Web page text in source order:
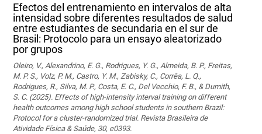
Efectos del entrenamiento en intervalos de alta
intensidad sobre diferentes resultados de salud
entre estudiantes de secundaria en el sur de
Brasil: Protocolo para un ensayo aleatorizado
por grupos
Oleiro, V., Alexandrino, E. G., Rodrigues, Y. G., Almeida, B. P., Freitas,
M. P. S., Volz, P. M., Castro, Y. M., Zabisky, C., Corrêa, L. Q.,
Rodrigues, R., Silva, M. P., Costa, E. C., Del Vecchio, F. B., & Dumith,
S. C. (2025). Effects of high-intensity interval training on different
health outcomes among high school students in southern Brazil:
Protocol for a cluster-randomized trial. Revista Brasileira de
Atividade Física & Saúde, 30, e0393.